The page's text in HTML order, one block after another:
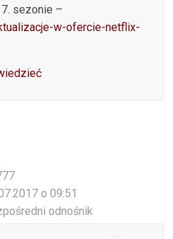
sezonie –
w-ofercie-netflix-
o 09:51
odnośnik